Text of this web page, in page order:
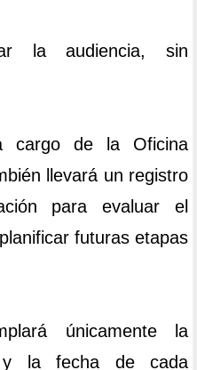
la audiencia, sin
cargo de la Oficina
llevará un registro
para evaluar el
futuras etapas
únicamente la
y la fecha de cada